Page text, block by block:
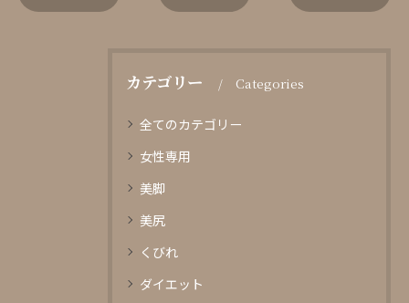
カテゴリー Categories
全てのカテゴリー
女性専用
美脚
美尻
くびれ
ダイエット